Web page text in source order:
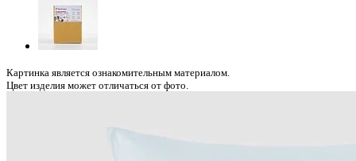
Картинка является ознакомительным материалом.
Цвет изделия может отличаться от фото.